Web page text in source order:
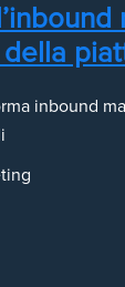
inbound